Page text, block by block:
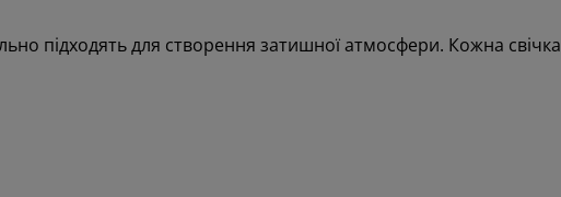
підходять для створення затишної атмосфери. Кожна свічка